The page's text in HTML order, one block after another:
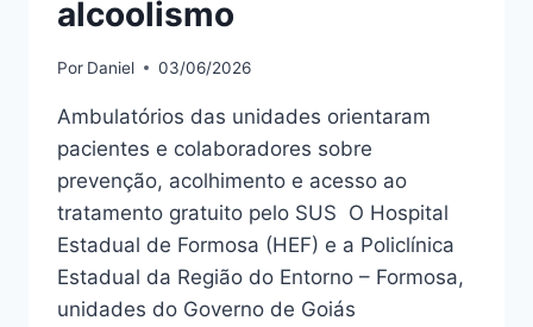
alcoolismo
Por Daniel 03/06/2026
Ambulatórios das unidades orientaram
pacientes e colaboradores sobre
prevenção, acolhimento e acesso ao
tratamento gratuito pelo SUS O Hospital
Estadual de Formosa (HEF) e a Policlínica
Estadual da Região do Entorno – Formosa,
unidades do Governo de Goiás